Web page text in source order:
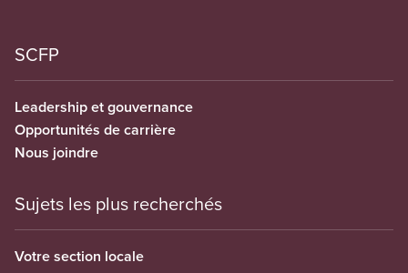
SCFP
Leadership et gouvernance
Opportunités de carrière
Nous joindre
Sujets les plus recherchés
Votre section locale